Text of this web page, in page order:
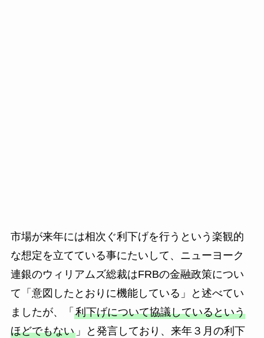
市場が来年には相次ぐ利下げを行うという楽観的
な想定を立てている事にたいして、ニューヨーク
連銀のウィリアムズ総裁はFRBの金融政策につい
て「意図したとおりに機能している」と述べてい
ましたが、「 利下げについて協議しているという
ほどでもない」と発言しており、来年３月の利下